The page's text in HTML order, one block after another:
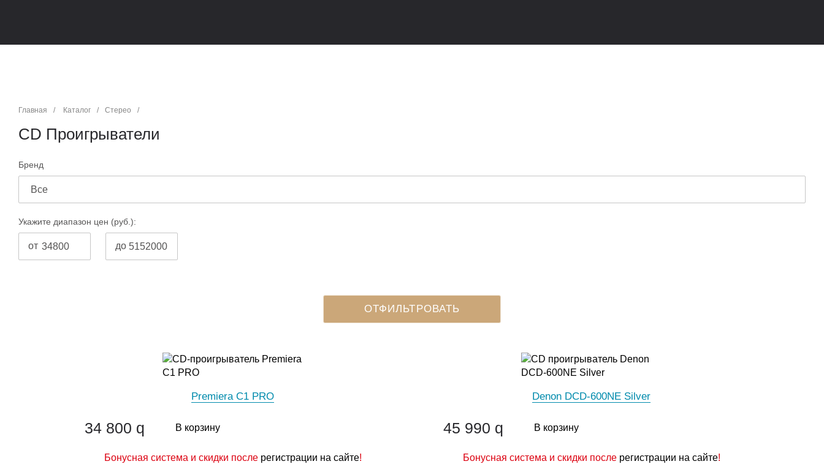
Главная / Каталог / Стерео /
CD Проигрыватели
Бренд
Все
Укажите диапазон цен (руб.):
от до
Premiera C1 PRO
34 800 q В корзину
Бонусная система и скидки после регистрации на сайте!
Denon DCD-600NE Silver
45 990 q В корзину
Бонусная система и скидки после регистрации на сайте!